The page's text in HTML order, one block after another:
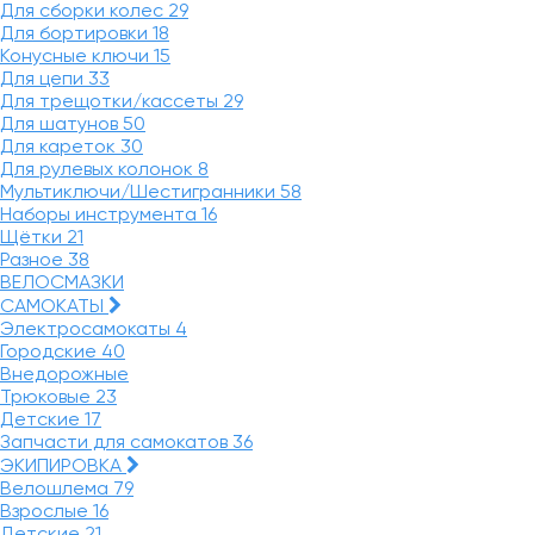
Для сборки колес 29
Для бортировки 18
Конусные ключи 15
Для цепи 33
Для трещотки/кассеты 29
Для шатунов 50
Для кареток 30
Для рулевых колонок 8
Мультиключи/Шестигранники 58
Наборы инструмента 16
Щётки 21
Разное 38
ВЕЛОСМАЗКИ
САМОКАТЫ
Электросамокаты 4
Городские 40
Внедорожные
Трюковые 23
Детские 17
Запчасти для самокатов 36
ЭКИПИРОВКА
Велошлема 79
Взрослые 16